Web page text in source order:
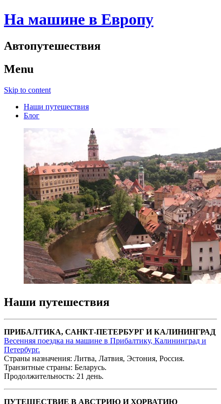
На машине в Европу
Автопутешествия
Menu
Skip to content
Наши путешествия
Блог
Наши путешествия
ПРИБАЛТИКА, САНКТ-ПЕТЕРБУРГ И КАЛИНИНГРАД
Весенняя поездка на машине в Прибалтику, Калининград и
Петербург.
Страны назначения: Литва, Латвия, Эстония, Россия.
Транзитные страны: Беларусь.
Продолжительность: 21 день.
ПУТЕШЕСТВИЕ В АВСТРИЮ И ХОРВАТИЮ